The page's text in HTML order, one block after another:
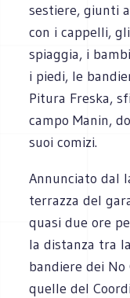
sestiere, giunti
con i cappelli,
spiaggia, i
i piedi, le
Pitura Freska,
campo Manin,
suoi comizi.
Annunciato dal
terrazza del
quasi due ore
la distanza tra
bandiere dei No
quelle del